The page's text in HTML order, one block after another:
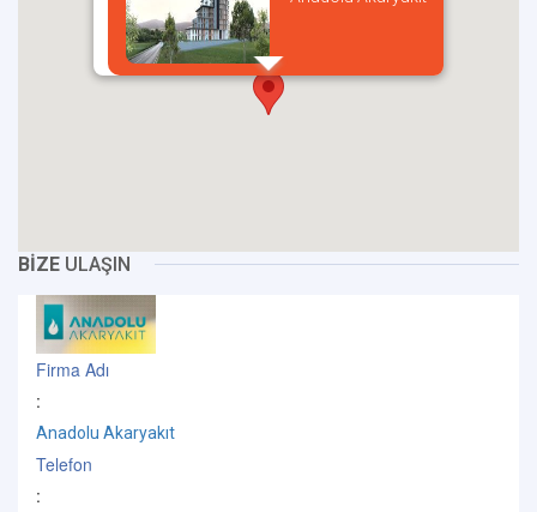
BİZE ULAŞIN
Firma Adı
:
Anadolu Akaryakıt
Telefon
: